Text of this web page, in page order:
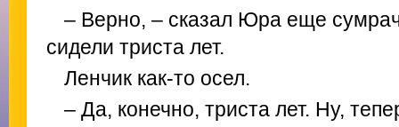
– Верно, – сказал Юра еще
сидели триста лет.
Ленчик как-то осел.
– Да, конечно, триста лет. Ну,